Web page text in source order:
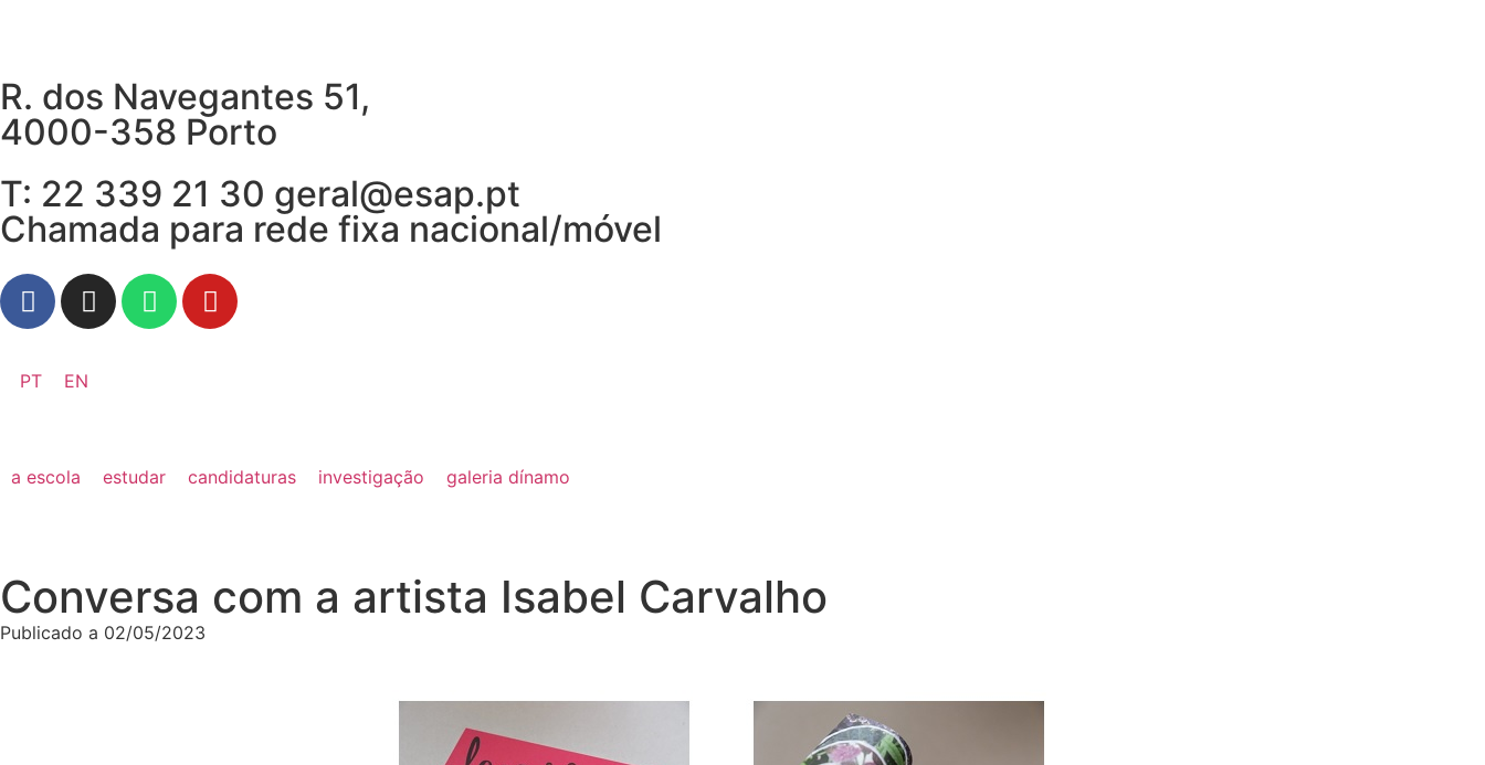
R. dos Navegantes 51,
4000-358 Porto
T: 22 339 21 30 geral@esap.pt
Chamada para rede fixa nacional/móvel
PT EN
a escola estudar candidaturas investigação galeria dínamo
Conversa com a artista Isabel Carvalho
Publicado a 02/05/2023